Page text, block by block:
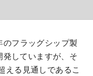
フラッグシップ製
していますが、そ
える見通しであるこ